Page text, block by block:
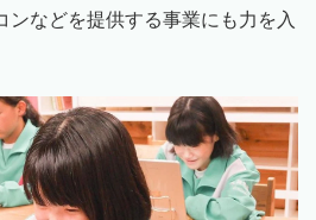
ンなどを提供する事業にも力を入